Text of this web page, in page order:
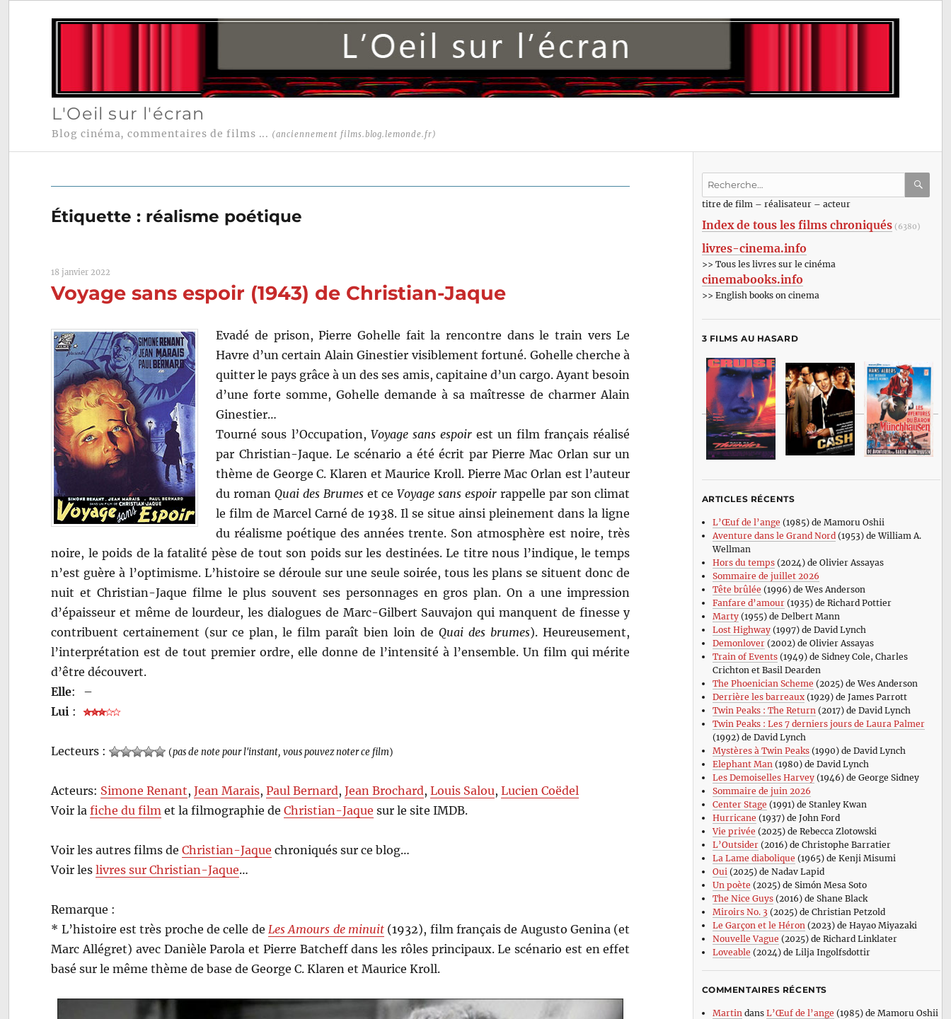
L'Oeil sur l'écran
Blog cinéma, commentaires de films ... (anciennement films.blog.lemonde.fr)
Étiquette : réalisme poétique
18 janvier 2022
Voyage sans espoir (1943) de Christian-Jaque
Evadé de prison, Pierre Gohelle fait la rencontre dans le train vers Le
Havre d’un certain Alain Ginestier visiblement fortuné. Gohelle cherche à
quitter le pays grâce à un des ses amis, capitaine d’un cargo. Ayant besoin
d’une forte somme, Gohelle demande à sa maîtresse de charmer Alain
Ginestier…
Tourné sous l’Occupation, Voyage sans espoirest un film français réalisé
par Christian-Jaque. Le scénario a été écrit par Pierre Mac Orlan sur un
thème de George C. Klaren et Maurice Kroll. Pierre Mac Orlan est l’auteur
du romanQuai des Brumeset ceVoyage sans espoir rappelle par son climat
le film de Marcel Carné de 1938. Il se situe ainsi pleinement dans la ligne
du réalisme poétique des années trente. Son atmosphère est noire, très
noire, le poids de la fatalité pèse de tout son poids sur les destinées. Le titre nous l’indique, le temps
n’est guère à l’optimisme. L’histoire se déroule sur une seule soirée, tous les plans se situent donc de
nuit et Christian-Jaque filme le plus souvent ses personnages en gros plan. On a une impression
d’épaisseur et même de lourdeur, les dialogues de Marc-Gilbert Sauvajon qui manquent de finesse y
contribuent certainement (sur ce plan, le film paraît bien loin deQuai des brumes). Heureusement,
l’interprétation est de tout premier ordre, elle donne de l’intensité à l’ensemble. Un film qui mérite
d’être découvert.
Elle:
–
Lui :
Lecteurs : (pas de note pour l'instant, vous pouvez noter ce film)
Acteurs: Simone Renant,Jean Marais,Paul Bernard,Jean Brochard,Louis Salou,Lucien Coëdel
Voir lafiche du film et la filmographie deChristian-Jaque sur le site IMDB.
Voir les autres films deChristian-Jaque chroniqués sur ce blog…
Voir leslivres sur Christian-Jaque…
Remarque :
* L’histoire est très proche de celle de Les Amours de minuit (1932), film français de Augusto Genina (et
Marc Allégret) avec Danièle Parola et Pierre Batcheff dans les rôles principaux. Le scénario est en effet
basé sur le même thème de base de George C. Klaren et Maurice Kroll.
Recherche
:titre de film – réalisateur – acteur
Index de tous les films chroniqués (6380)
livres-cinema.info
>> Tous les livres sur le cinéma
cinemabooks.info
>> English books on cinema
3 FILMS AU HASARD
ARTICLES RÉCENTS
L’Œuf de l’ange (1985) de Mamoru Oshii
Aventure dans le Grand Nord(1953) de William A.
Wellman
Hors du temps(2024) de Olivier Assayas
Sommaire de juillet 2026
Tête brûlée (1996) de Wes Anderson
Fanfare d’amour(1935) de Richard Pottier
Marty(1955) de Delbert Mann
Lost Highway(1997) de David Lynch
Demonlover(2002) de Olivier Assayas
Train of Events(1949) de Sidney Cole, Charles
Crichton et Basil Dearden
The Phoenician Scheme (2025) de Wes Anderson
Derrière les barreaux(1929) de James Parrott
Twin Peaks : The Return(2017) de David Lynch
Twin Peaks : Les 7 derniers jours de Laura Palmer
(1992) de David Lynch
Mystères à Twin Peaks(1990) de David Lynch
Elephant Man(1980) de David Lynch
Les Demoiselles Harvey(1946) de George Sidney
Sommaire de juin 2026
Center Stage (1991) de Stanley Kwan
Hurricane (1937) de John Ford
Vie privée (2025) de Rebecca Zlotowski
L’Outsider(2016) de Christophe Barratier
La Lame diabolique (1965) de Kenji Misumi
Oui(2025) de Nadav Lapid
Un poète (2025) de Simón Mesa Soto
The Nice Guys(2016) de Shane Black
Miroirs No. 3 (2025) de Christian Petzold
Le Garçon et le Héron(2023) de Hayao Miyazaki
Nouvelle Vague (2025) de Richard Linklater
Loveable (2024) de Lilja Ingolfsdottir
COMMENTAIRES RÉCENTS
Martin dans L’Œuf de l’ange (1985) de Mamoru Oshii